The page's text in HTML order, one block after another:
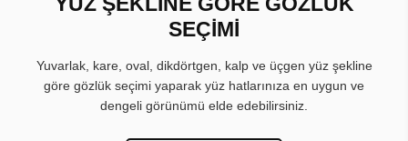
SEÇİMİ
Yuvarlak, kare, oval, dikdörtgen, kalp ve üçgen yüz şekline
göre gözlük seçimi yaparak yüz hatlarınıza en uygun ve
dengeli görünümü elde edebilirsiniz.